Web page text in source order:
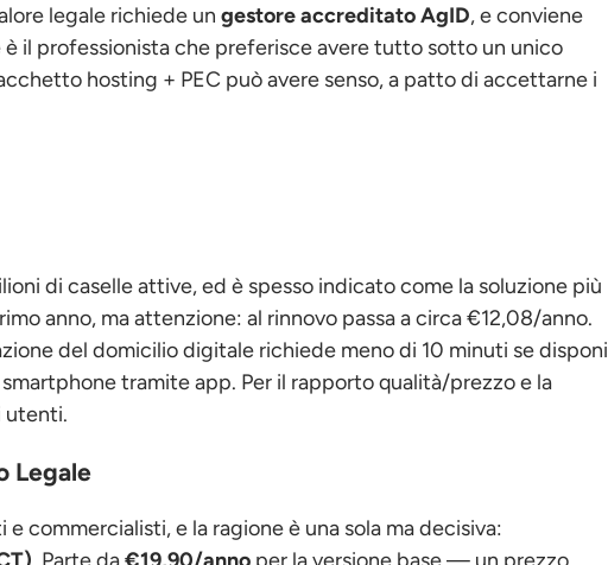
legale richiede un gestore accreditato AgID, e conviene
il professionista che preferisce avere tutto sotto un unico
hosting + PEC può avere senso, a patto di accettarne i
di caselle attive, ed è spesso indicato come la soluzione più
anno, ma attenzione: al rinnovo passa a circa €12,08/anno.
del domicilio digitale richiede meno di 10 minuti se disponi
tramite app. Per il rapporto qualità/prezzo e la
utenti.
Legale
commercialisti, e la ragione è una sola ma decisiva: